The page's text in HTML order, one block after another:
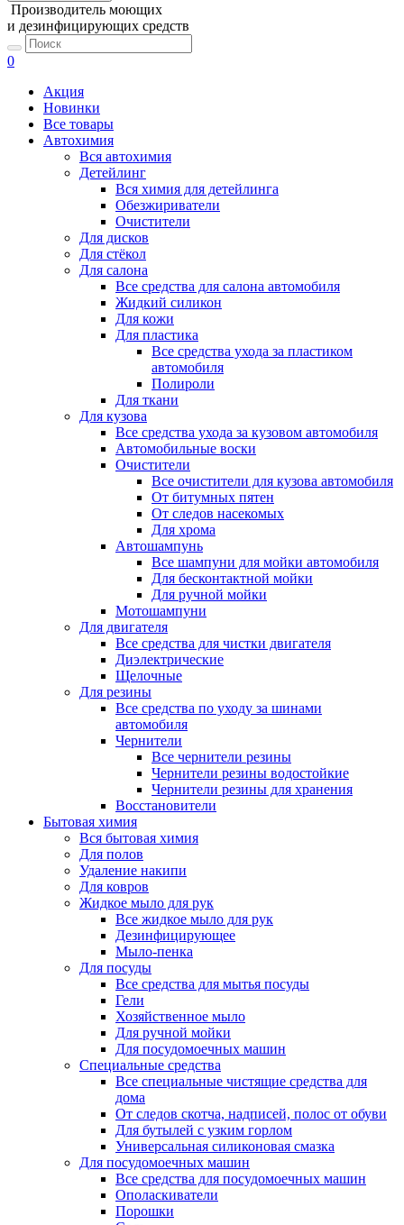
Производитель моющих
и дезинфицирующих средств
0
Акция
Новинки
Все товары
Автохимия
Вся автохимия
Детейлинг
Вся химия для детейлинга
Обезжириватели
Очистители
Для дисков
Для стёкол
Для салона
Все средства для салона автомобиля
Жидкий силикон
Для кожи
Для пластика
Все средства ухода за пластиком
автомобиля
Полироли
Для ткани
Для кузова
Все средства ухода за кузовом автомобиля
Автомобильные воски
Очистители
Все очистители для кузова автомобиля
От битумных пятен
От следов насекомых
Для хрома
Автошампунь
Все шампуни для мойки автомобиля
Для бесконтактной мойки
Для ручной мойки
Мотошампуни
Для двигателя
Все средства для чистки двигателя
Диэлектрические
Щелочные
Для резины
Все средства по уходу за шинами
автомобиля
Чернители
Все чернители резины
Чернители резины водостойкие
Чернители резины для хранения
Восстановители
Бытовая химия
Вся бытовая химия
Для полов
Удаление накипи
Для ковров
Жидкое мыло для рук
Все жидкое мыло для рук
Дезинфицирующее
Мыло-пенка
Для посуды
Все средства для мытья посуды
Гели
Хозяйственное мыло
Для ручной мойки
Для посудомоечных машин
Специальные средства
Все специальные чистящие средства для
дома
От следов скотча, надписей, полос от обуви
Для бутылей с узким горлом
Универсальная силиконовая смазка
Для посудомоечных машин
Все средства для посудомоечных машин
Ополаскиватели
Порошки